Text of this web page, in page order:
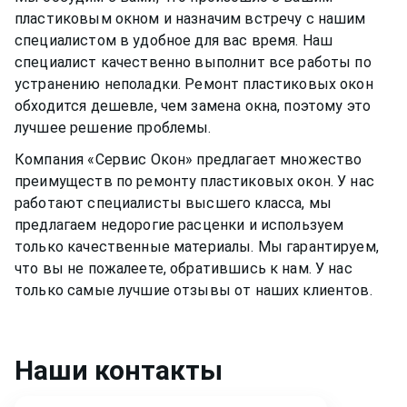
пластиковым окном и назначим встречу с нашим
специалистом в удобное для вас время. Наш
специалист качественно выполнит все работы по
устранению неполадки. Ремонт пластиковых окон
обходится дешевле, чем замена окна, поэтому это
лучшее решение проблемы.
Компания «Сервис Окон» предлагает множество
преимуществ по ремонту пластиковых окон. У нас
работают специалисты высшего класса, мы
предлагаем недорогие расценки и используем
только качественные материалы. Мы гарантируем,
что вы не пожалеете, обратившись к нам. У нас
только самые лучшие отзывы от наших клиентов.
Наши контакты